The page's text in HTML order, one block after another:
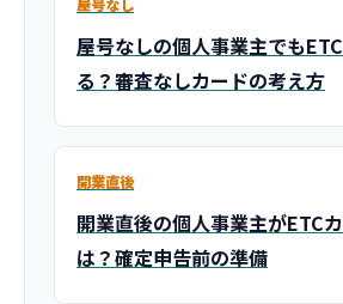
屋号なし
屋号なしの個人事業主でも
る？審査なしカードの考え方
開業直後
開業直後の個人事業主がETC
は？確定申告前の準備